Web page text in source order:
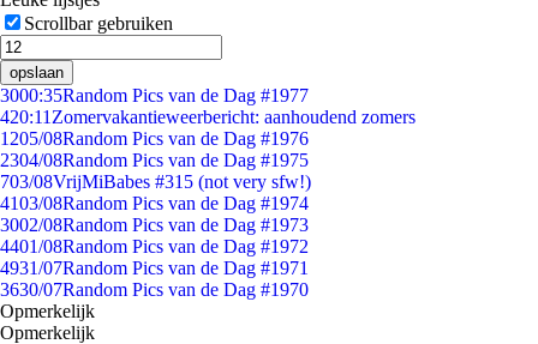
Scrollbar gebruiken
opslaan
3000:35Random Pics van de Dag #1977
420:11 Zomervakantieweerbericht: aanhoudend zomers
1205/08Random Pics van de Dag #1976
2304/08Random Pics van de Dag #1975
703/08VrijMiBabes #315 (not very sfw!)
4103/08Random Pics van de Dag #1974
3002/08Random Pics van de Dag #1973
4401/08Random Pics van de Dag #1972
4931/07Random Pics van de Dag #1971
3630/07Random Pics van de Dag #1970
Opmerkelijk
Opmerkelijk